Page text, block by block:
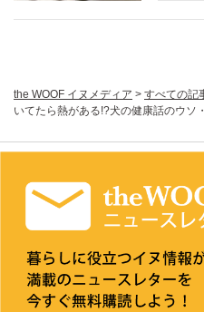
the WOOF イヌメディア > すべての記
いてたら熱がある!?犬の健康話のウソ